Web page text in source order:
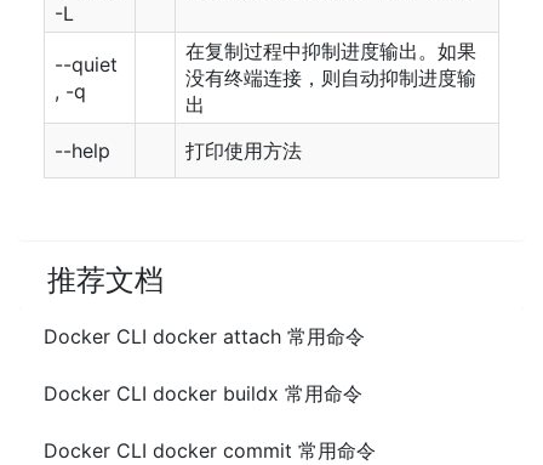
-L
--quiet
, -q
在复制过程中抑制进度输出。如果
没有终端连接，则自动抑制进度输
出
--help
打印使用方法
推荐文档
Docker CLI docker attach 常用命令
Docker CLI docker buildx 常用命令
Docker CLI docker commit 常用命令